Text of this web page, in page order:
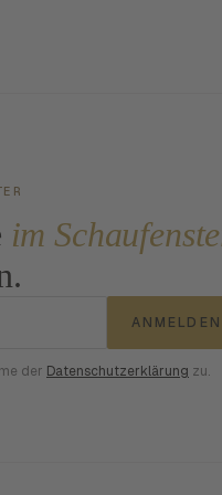
im
ANMELDEN
der Datenschutzerklärung zu.